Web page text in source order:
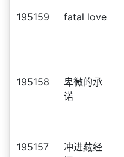
195159 fatal love
195158
卑微的承
诺
195157
冲进藏经